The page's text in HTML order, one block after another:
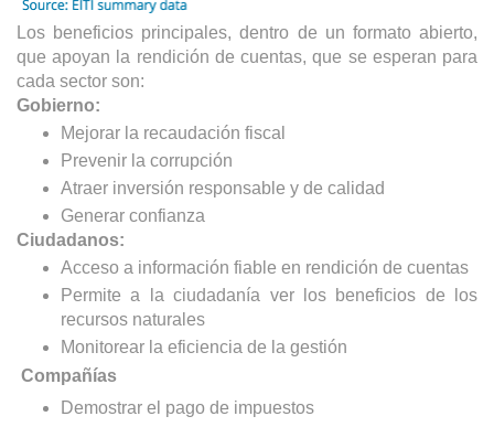
Los beneficios principales, dentro de un formato abierto,
que apoyan la rendición de cuentas, que se esperan para
cada sector son:
Gobierno:
Mejorar la recaudación fiscal
Prevenir la corrupción
Atraer inversión responsable y de calidad
Generar confianza
Ciudadanos:
Acceso a información fiable en rendición de cuentas
Permite a la ciudadanía ver los beneficios de los
recursos naturales
Monitorear la eficiencia de la gestión
Compañías
Demostrar el pago de impuestos